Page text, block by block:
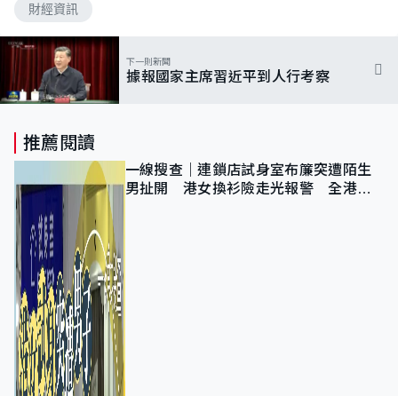
財經資訊
下一則新聞
據報國家主席習近平到人行考察
推薦閱讀
一線搜查｜連鎖店試身室布簾突遭陌生
男扯開 港女換衫險走光報警 全港分